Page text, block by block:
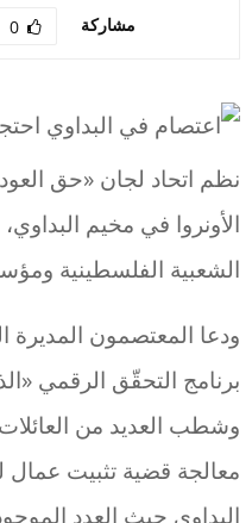
مشاركة 0
نظم اتحاد لجان «حق
الأونروا في مخيم
الشعبية الفلسطينية
ودعا المعتصمون المديرة
برنامج التحقّق الرقمي
وشطب العديد من
معالجة قضية تثبيت عمال
البداوي حيث العدد